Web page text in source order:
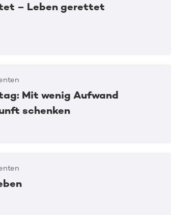
– Leben gerettet
Mit wenig Aufwand
schenken